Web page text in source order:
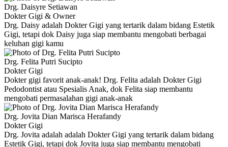
Drg. Daisyre Setiawan
Dokter Gigi & Owner
Drg. Daisy adalah Dokter Gigi yang tertarik dalam bidang Estetik
Gigi, tetapi dok Daisy juga siap membantu mengobati berbagai
keluhan gigi kamu
Drg. Felita Putri Sucipto
Dokter Gigi
Dokter gigi favorit anak-anak! Drg. Felita adalah Dokter Gigi
Pedodontist atau Spesialis Anak, dok Felita siap membantu
mengobati permasalahan gigi anak-anak
Drg. Jovita Dian Marisca Herafandy
Dokter Gigi
Drg. Jovita adalah adalah Dokter Gigi yang tertarik dalam bidang
Estetik Gigi, tetapi dok Jovita juga siap membantu mengobati